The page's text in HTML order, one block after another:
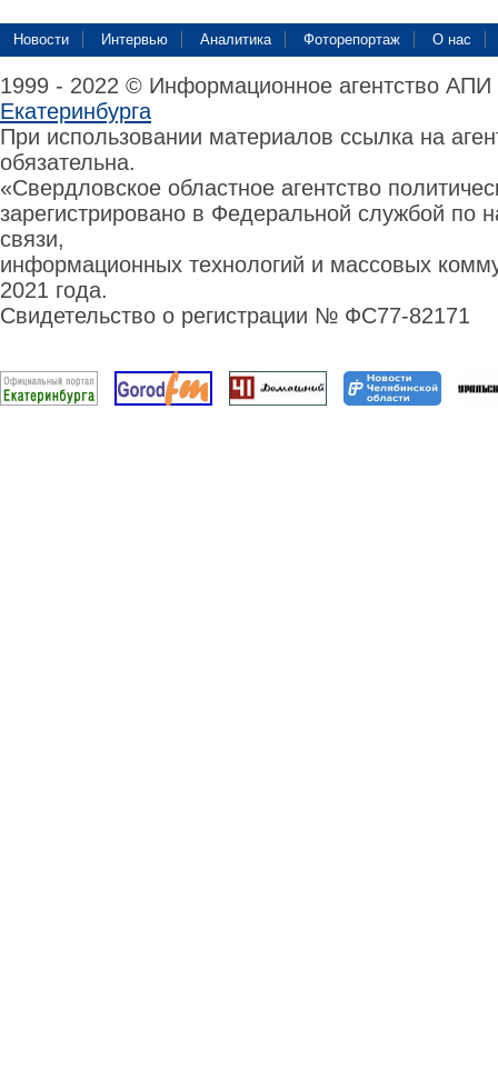
Новости Интервью Аналитика Фоторепортаж О нас
1999 - 2022 © Информационное агентство
Екатеринбурга
При использовании материалов ссылка на
обязательна.
«Свердловское областное агентство
зарегистрировано в Федеральной службой по
связи,
информационных технологий и массовых
2021 года.
Свидетельство о регистрации № ФС77-82171